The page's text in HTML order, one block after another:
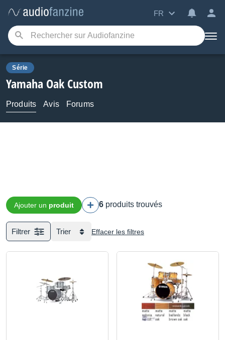
FR
Série
Yamaha Oak Custom
Produits Avis Forums
Ajouter un produit 6 produits trouvés
Filtrer Trier Effacer les filtres